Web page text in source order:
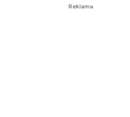
Reklama